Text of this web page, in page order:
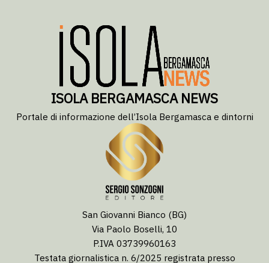
ISOLA BERGAMASCA NEWS
Portale di informazione dell’Isola Bergamasca e dintorni
San Giovanni Bianco (BG)
Via Paolo Boselli, 10
P.IVA 03739960163
Testata giornalistica n. 6/2025 registrata presso